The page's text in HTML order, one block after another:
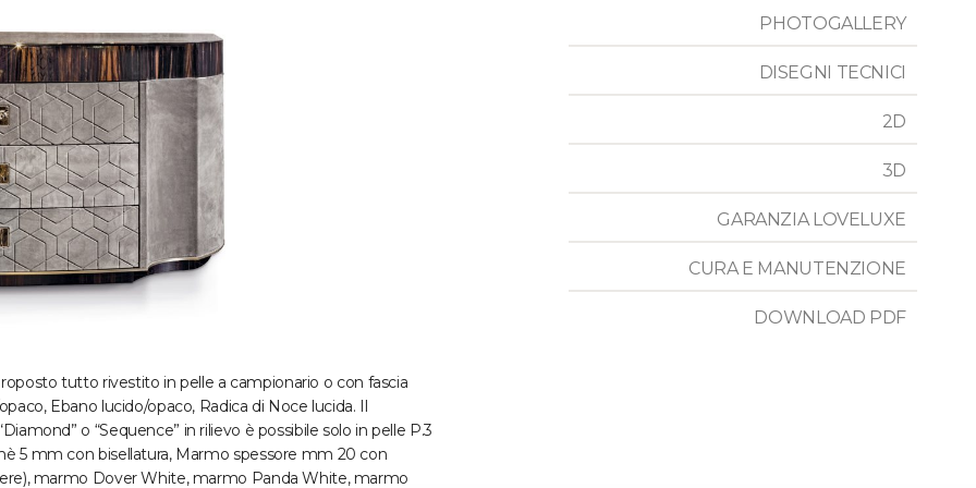
tutto rivestito in pelle a campionario o con fascia
Ebano lucido/opaco, Radica di Noce lucida. Il
o “Sequence” in rilievo è possibile solo in pelle P.3
5 mm con bisellatura, Marmo spessore mm 20 con
marmo Dover White, marmo Panda White, marmo
PHOTOGALLERY
DISEGNI TECNICI
2D
3D
GARANZIA LOVELUXE
CURA E MANUTENZIONE
DOWNLOAD PDF